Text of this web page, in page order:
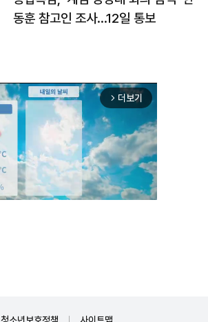
동훈 참고인 조사...12일 통보
arrow_forward_ios 더보기